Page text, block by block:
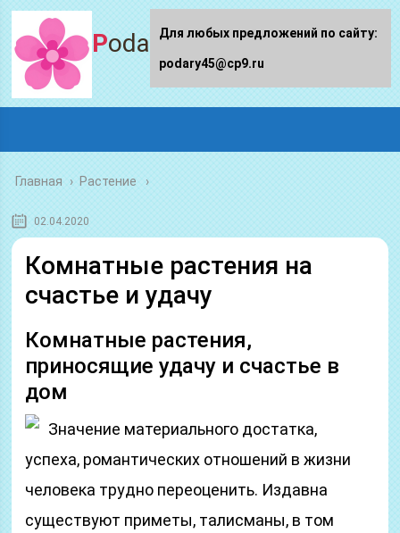
Podary45.ru
Главная › Растение
02.04.2020
Комнатные растения на
счастье и удачу
Комнатные растения,
приносящие удачу и счастье в
дом
Значение материального достатка,
успеха, романтических отношений в жизни
человека трудно переоценить. Издавна
существуют приметы, талисманы, в том
Для любых предложений по сайту:
podary45@cp9.ru